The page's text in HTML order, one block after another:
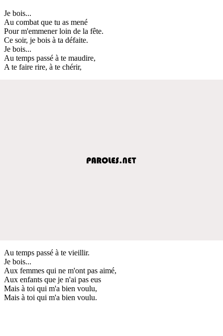
Je bois...
Au combat que tu as mené
Pour m'emmener loin de la fête.
Ce soir, je bois à ta défaite.
Je bois...
Au temps passé à te maudire,
A te faire rire, à te chérir,
Au temps passé à te vieillir.
Je bois...
Aux femmes qui ne m'ont pas aimé,
Aux enfants que je n'ai pas eus
Mais à toi qui m'a bien voulu,
Mais à toi qui m'a bien voulu.